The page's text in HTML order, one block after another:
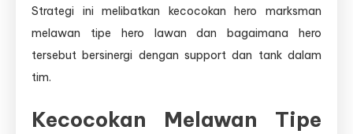
Strategi ini melibatkan kecocokan hero marksman
melawan tipe hero lawan dan bagaimana hero
tersebut bersinergi dengan support dan tank dalam
tim.
Kecocokan Melawan Tipe